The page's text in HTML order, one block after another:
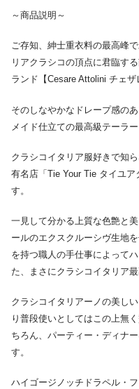
～商品説明～
ご存知、紳士重衣料の最高峰
リアクラシコの頂点に君臨す
ランド【Cesare Attolini チェザ
そのしなやかなドレープ感の
メイド仕立ての最高級テーラー
クラシコイタリア服好きで知
有名店「Tie Your Tie タイユ
す。
一見して分かる上質な色艶と
ールのエクスクルーシヴ生地
を持つ職人の手仕事によって
た、まさにクラシコイタリア
クラシコイタリアーノの美し
り普段使いとしてはこの上無
ちろん、パーティー・ディナ
す。
ハイゴージノッチドラペル・